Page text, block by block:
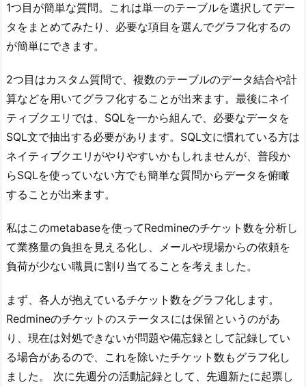
1つ目が簡単な質問。これは単一のテーブルを選択してデー
タをまとめてみたり、必要な項目を選んでグラフ化するの
が簡単にできます。
2つ目はカスタム質問で、複数のテーブルのデータ結合や計
算などを用いてグラフ化することが出来ます。最後にネイ
ティブクエリでは、SQLを一から組んで、必要なデータを
SQL文で抽出する必要があります。SQL文に慣れている方は
ネイティブクエリがやりやすいかもしれませんが、普段か
らSQLを使っていない方でも簡単な質問からデータを俯瞰
することが出来ます。
私はこのmetabaseを使ってRedmineのチケット数を分析し
て業務量の負担を見える化し、メールや現場からの依頼を
負荷が少ない職員に割り当てることを考えました。
まず、各人が抱えているチケット数をグラフ化します。
Redmineのチケットのステータスには保留というのがあ
り、現在は対処できないが問題や備忘録として記録してい
る場合があるので、これを除いたチケット数もグラフ化し
ました。 次に先週分の活動記録として、先週新たに起票し